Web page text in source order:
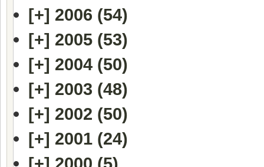
[+] 2006 (54)
[+] 2005 (53)
[+] 2004 (50)
[+] 2003 (48)
[+] 2002 (50)
[+] 2001 (24)